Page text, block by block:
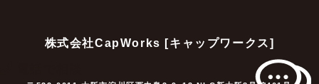
株式会社CapWorks [キャップワークス]